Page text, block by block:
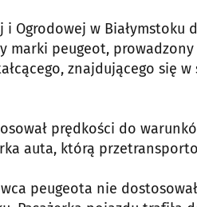
Ogrodowej w Białymstoku
marki peugeot,
znajdującego się
prędkości do
auta, którą
peugeota nie